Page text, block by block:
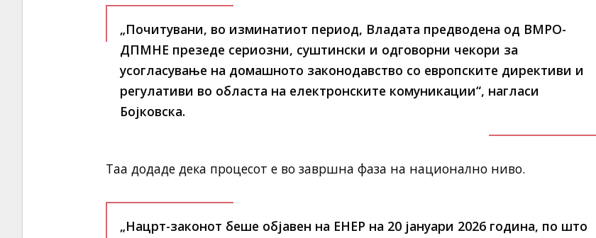
„Почитувани, во изминатиот период, Владата предводена од ВМРО-
ДПМНЕ презеде сериозни, суштински и одговорни чекори за
усогласување на домашното законодавство со европските директиви и
регулативи во областа на електронските комуникации“, нагласи
Бојковска.
Таа додаде дека процесот е во завршна фаза на национално ниво.
„Нацрт-законот беше објавен на ЕНЕР на 20 јануари 2026 година, по што